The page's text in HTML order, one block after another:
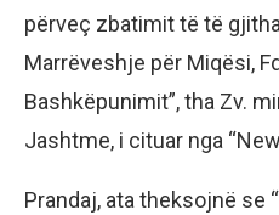
përveç zbatimit të të
Marrëveshje për Miqësi,
Bashkëpunimit”, tha Zv.
Jashtme, i cituar nga
Prandaj, ata theksojnë se